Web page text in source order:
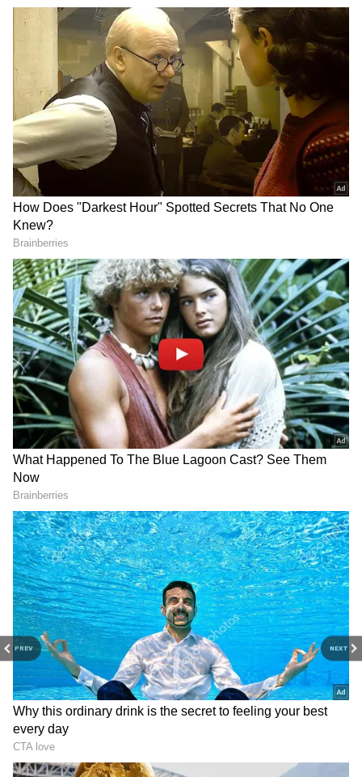
PREV NEXT
2
4
இந்த படத்தில் கதையின் கதாநாயகர்களாக
வினய் ராய், நவ்தீப், பிரதீக் பாப்பர்,
மஞ்சும்மல் பாய்ஸ் பட நடிகர் தீபக்
பரம்போல் என பெரிய நட்சத்திரம்
பட்டாளமே நடிக்க உள்ளனர்.
Shriya Saran: ரஜினிகாந்த் கொடுத்த
அட்வைஸ்! நாகார்ஜூனா சொல்லி
கொடுத்த விஷயம்.. தொடர்ந்து ஃபாலோ
பண்ணும் ஸ்ரேயா!